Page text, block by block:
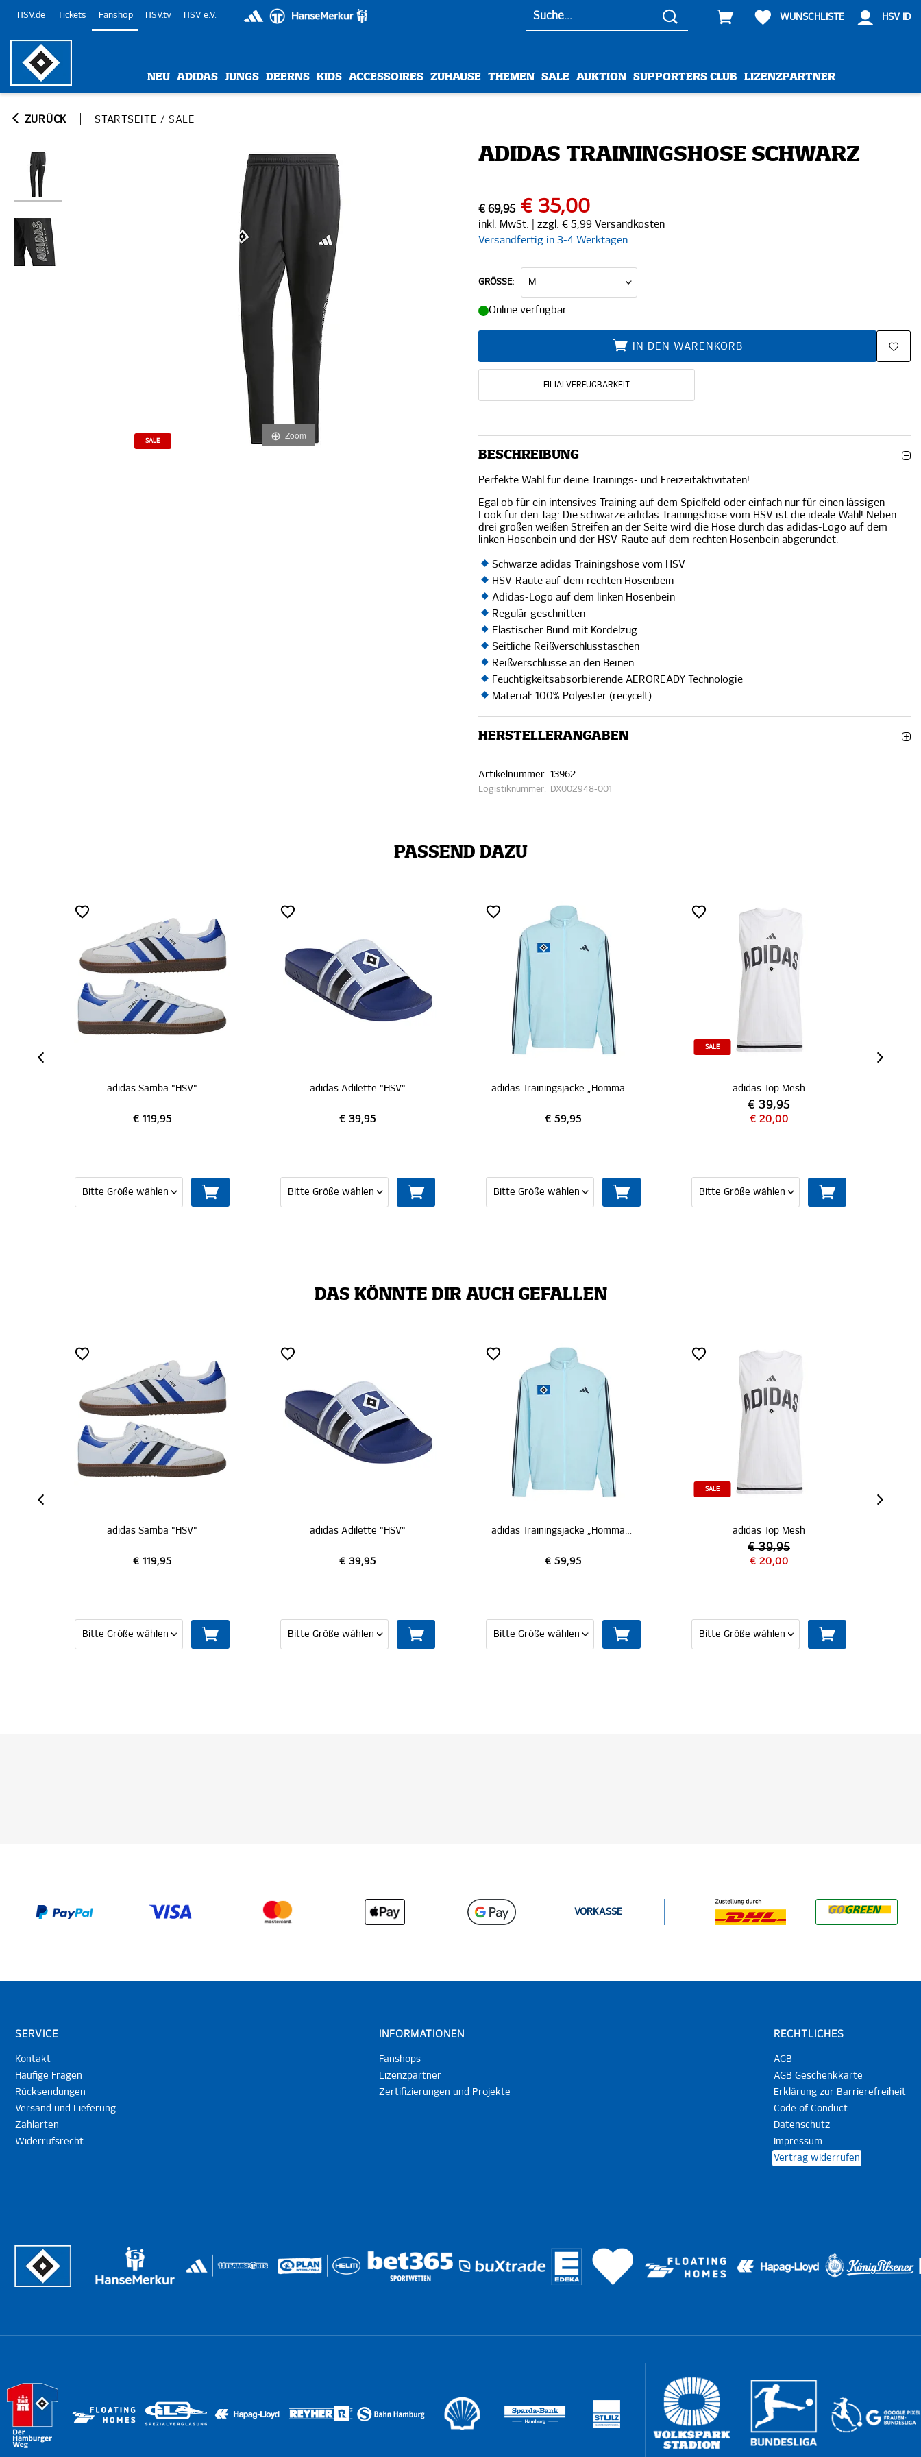
HSV.de Tickets Fanshop HSV.tv HSV e.V. WUNSCHLISTE HSV ID
NEU ADIDAS JUNGS DEERNS KIDS ACCESSOIRES ZUHAUSE THEMEN SALE AUKTION SUPPORTERS CLUB LIZENZPARTNER
ZURÜCK STARTSEITE / SALE
Zoom
SALE
ADIDAS TRAININGSHOSE SCHWARZ
€ 69,95 € 35,00
inkl. MwSt. | zzgl. € 5,99 Versandkosten
Versandfertig in 3-4 Werktagen
GRÖSSE:
Online verfügbar
IN DEN WARENKORB
FILIALVERFÜGBARKEIT
BESCHREIBUNG
Perfekte Wahl für deine Trainings- und Freizeitaktivitäten!
Egal ob für ein intensives Training auf dem Spielfeld oder einfach nur für einen lässigen
Look für den Tag: Die schwarze adidas Trainingshose vom HSV ist die ideale Wahl! Neben
drei großen weißen Streifen an der Seite wird die Hose durch das adidas-Logo auf dem
linken Hosenbein und der HSV-Raute auf dem rechten Hosenbein abgerundet.
Schwarze adidas Trainingshose vom HSV
HSV-Raute auf dem rechten Hosenbein
Adidas-Logo auf dem linken Hosenbein
Regulär geschnitten
Elastischer Bund mit Kordelzug
Seitliche Reißverschlusstaschen
Reißverschlüsse an den Beinen
Feuchtigkeitsabsorbierende AEROREADY Technologie
Material: 100% Polyester (recycelt)
HERSTELLERANGABEN
Artikelnummer: 13962
Logistiknummer: DX002948-001
PASSEND DAZU
adidas Adilette "HSV" adidas Trainingsjacke „Hommage Pokalsieg 1976“
SALE
adidas Top Mesh
DAS KÖNNTE DIR AUCH GEFALLEN
adidas Samba "HSV" adidas Adilette "HSV" adidas Trainingsjacke „Hommage Pokalsieg 1976“
VORKASSE
SERVICE
Kontakt
Häufige Fragen
Rücksendungen
Versand und Lieferung
Zahlarten
Widerrufsrecht
INFORMATIONEN
Fanshops
Lizenzpartner
Zertifizierungen und Projekte
RECHTLICHES
AGB
AGB Geschenkkarte
Erklärung zur Barrierefreiheit
Code of Conduct
Datenschutz
Impressum
Vertrag widerrufen